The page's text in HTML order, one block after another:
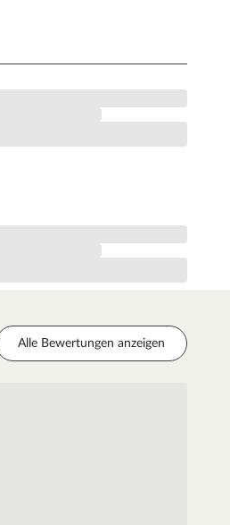
Alle Bewertungen anzeigen